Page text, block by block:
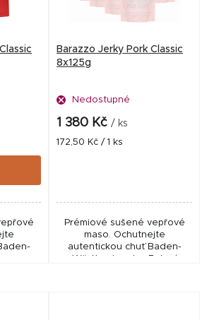
Barazzo Jerky Pork Classic
8x125g
Nedostupné
1 380 Kč / ks
Měrná
172,50 Kč / 1 ks
Prémiové sušené vepřové
maso. Ochutnejte
autentickou chuť Baden-
Württemberska. Balení